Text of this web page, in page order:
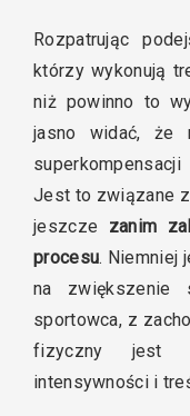
Rozpatrując
którzy wykonują
niż powinno to
jasno widać,
Jest to związane
jeszcze zanim
procesu. Niemniej
na zwiększenie
sportowca, z
fizyczny jest
intensywności i